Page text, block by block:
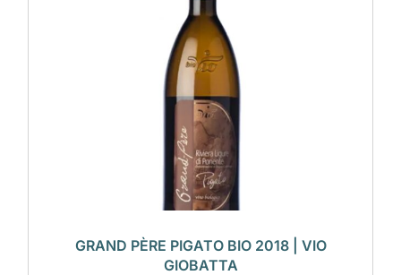
GRAND PÈRE PIGATO BIO 2018 | VIO
GIOBATTA